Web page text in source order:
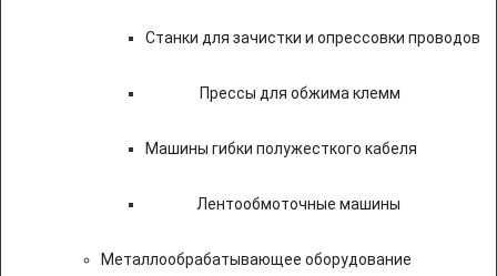
Станки для зачистки и опрессовки проводов
Прессы для обжима клемм
Машины гибки полужесткого кабеля
Лентообмоточные машины
Металлообрабатывающее оборудование